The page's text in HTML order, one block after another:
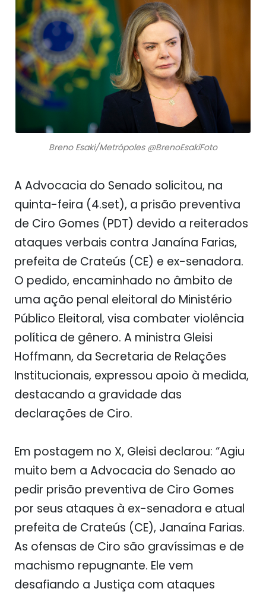
Breno Esaki/Metrópoles @BrenoEsakiFoto
A Advocacia do Senado solicitou, na
quinta-feira (4.set), a prisão preventiva
de Ciro Gomes (PDT) devido a reiterados
ataques verbais contra Janaína Farias,
prefeita de Crateús (CE) e ex-senadora.
O pedido, encaminhado no âmbito de
uma ação penal eleitoral do Ministério
Público Eleitoral, visa combater violência
política de gênero. A ministra Gleisi
Hoffmann, da Secretaria de Relações
Institucionais, expressou apoio à medida,
destacando a gravidade das
declarações de Ciro.
Em postagem no X, Gleisi declarou: “Agiu
muito bem a Advocacia do Senado ao
pedir prisão preventiva de Ciro Gomes
por seus ataques à ex-senadora e atual
prefeita de Crateús (CE), Janaína Farias.
As ofensas de Ciro são gravíssimas e de
machismo repugnante. Ele vem
desafiando a Justiça com ataques